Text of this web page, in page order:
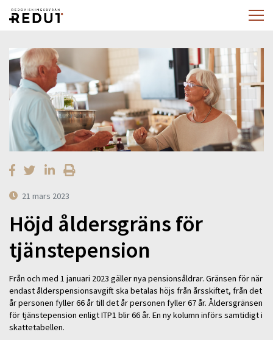
21 mars 2023
Höjd åldersgräns för
tjänstepension
Från och med 1 januari 2023 gäller nya pensionsåldrar. Gränsen för när
endast ålderspensionsavgift ska betalas höjs från årsskiftet, från det
år personen fyller 66 år till det år personen fyller 67 år. Åldersgränsen
för tjänstepension enligt ITP1 blir 66 år. En ny kolumn införs samtidigt i
skattetabellen.